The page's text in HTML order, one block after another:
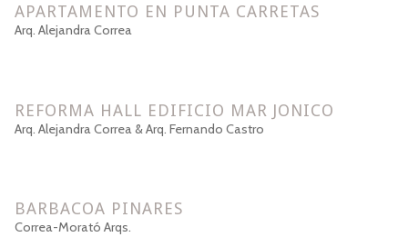
APARTAMENTO EN PUNTA CARRETAS
Arq. Alejandra Correa
REFORMA HALL EDIFICIO MAR JONICO
Arq. Alejandra Correa & Arq. Fernando Castro
BARBACOA PINARES
Correa-Morató Arqs.